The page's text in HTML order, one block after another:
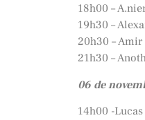
18h00 –
19h30 –
20h30 – Amir
21h30 –
06 de
14h00 -Lucas